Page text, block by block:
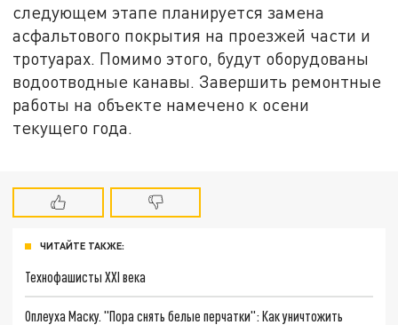
следующем этапе планируется замена
асфальтового покрытия на проезжей части и
тротуарах. Помимо этого, будут оборудованы
водоотводные канавы. Завершить ремонтные
работы на объекте намечено к осени
текущего года.
ЧИТАЙТЕ ТАКЖЕ:
Технофашисты XXI века
Оплеуха Маску. "Пора снять белые перчатки": Как уничтожить